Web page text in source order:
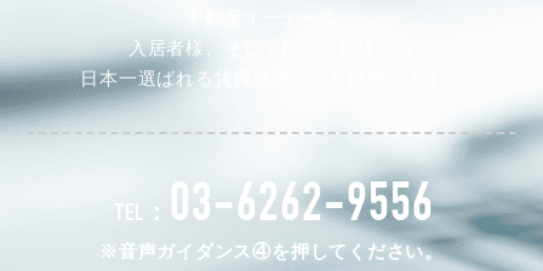
入居者様、そして仲介会社様から
日本一選ばれる賃貸管理会社を目指します。
TEL： 03-6262-9556
※音声ガイダンス④を押してください。